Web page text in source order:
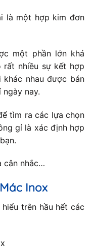
là một hợp kim đơn
một phần lớn khả
rất nhiều sự kết hợp
nhau được bán
nay.
tìm ra các lựa chọn
gỉ là xác định hợp
cân nhắc…
Inox
trên hầu hết các